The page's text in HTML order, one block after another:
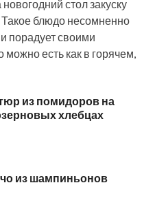
стол закуску
блюдо несомненно
порадует своими
есть как в горячем,
из помидоров на
хлебцах
из шампиньонов